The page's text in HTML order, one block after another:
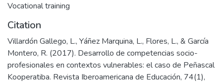
Vocational training
Citation
Villardón Gallego, L., Yáñez Marquina, L., Flores, L., & García
Montero, R. (2017). Desarrollo de competencias socio-
profesionales en contextos vulnerables: el caso de Peñascal
Kooperatiba. Revista Iberoamericana de Educación, 74(1),